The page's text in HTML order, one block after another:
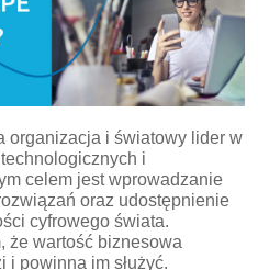
organizacja i światowy lider w
i
celem jest wprowadzanie
oraz udostępnienie
cyfrowego świata.
że wartość biznesowa
powinna im służyć.